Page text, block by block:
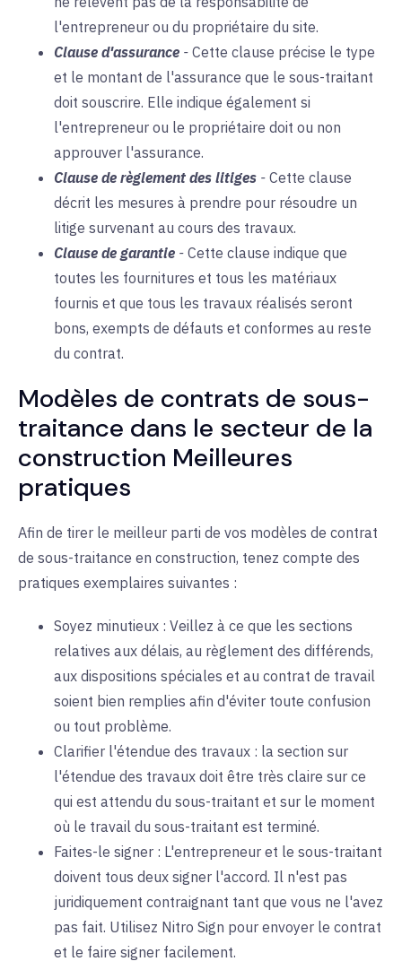
l'entrepreneur ou du propriétaire du site.
Clause d'assurance - Cette clause précise le type
et le montant de l'assurance que le sous-traitant
doit souscrire. Elle indique également si
l'entrepreneur ou le propriétaire doit ou non
approuver l'assurance.
Clause de règlement des litiges - Cette clause
décrit les mesures à prendre pour résoudre un
litige survenant au cours des travaux.
Clause de garantie - Cette clause indique que
toutes les fournitures et tous les matériaux
fournis et que tous les travaux réalisés seront
bons, exempts de défauts et conformes au reste
du contrat.
Modèles de contrats de sous-
traitance dans le secteur de la
construction Meilleures
pratiques
Afin de tirer le meilleur parti de vos modèles de contrat
de sous-traitance en construction, tenez compte des
pratiques exemplaires suivantes :
Soyez minutieux : Veillez à ce que les sections
relatives aux délais, au règlement des différends,
aux dispositions spéciales et au contrat de travail
soient bien remplies afin d'éviter toute confusion
ou tout problème.
Clarifier l'étendue des travaux : la section sur
l'étendue des travaux doit être très claire sur ce
qui est attendu du sous-traitant et sur le moment
où le travail du sous-traitant est terminé.
Faites-le signer : L'entrepreneur et le sous-traitant
doivent tous deux signer l'accord. Il n'est pas
juridiquement contraignant tant que vous ne l'avez
pas fait. Utilisez Nitro Sign pour envoyer le contrat
et le faire signer facilement.